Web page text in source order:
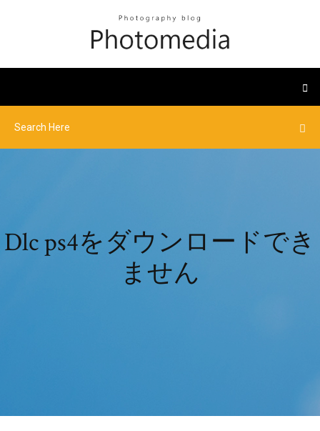
Dlc ps4をダウンロードでき
ません